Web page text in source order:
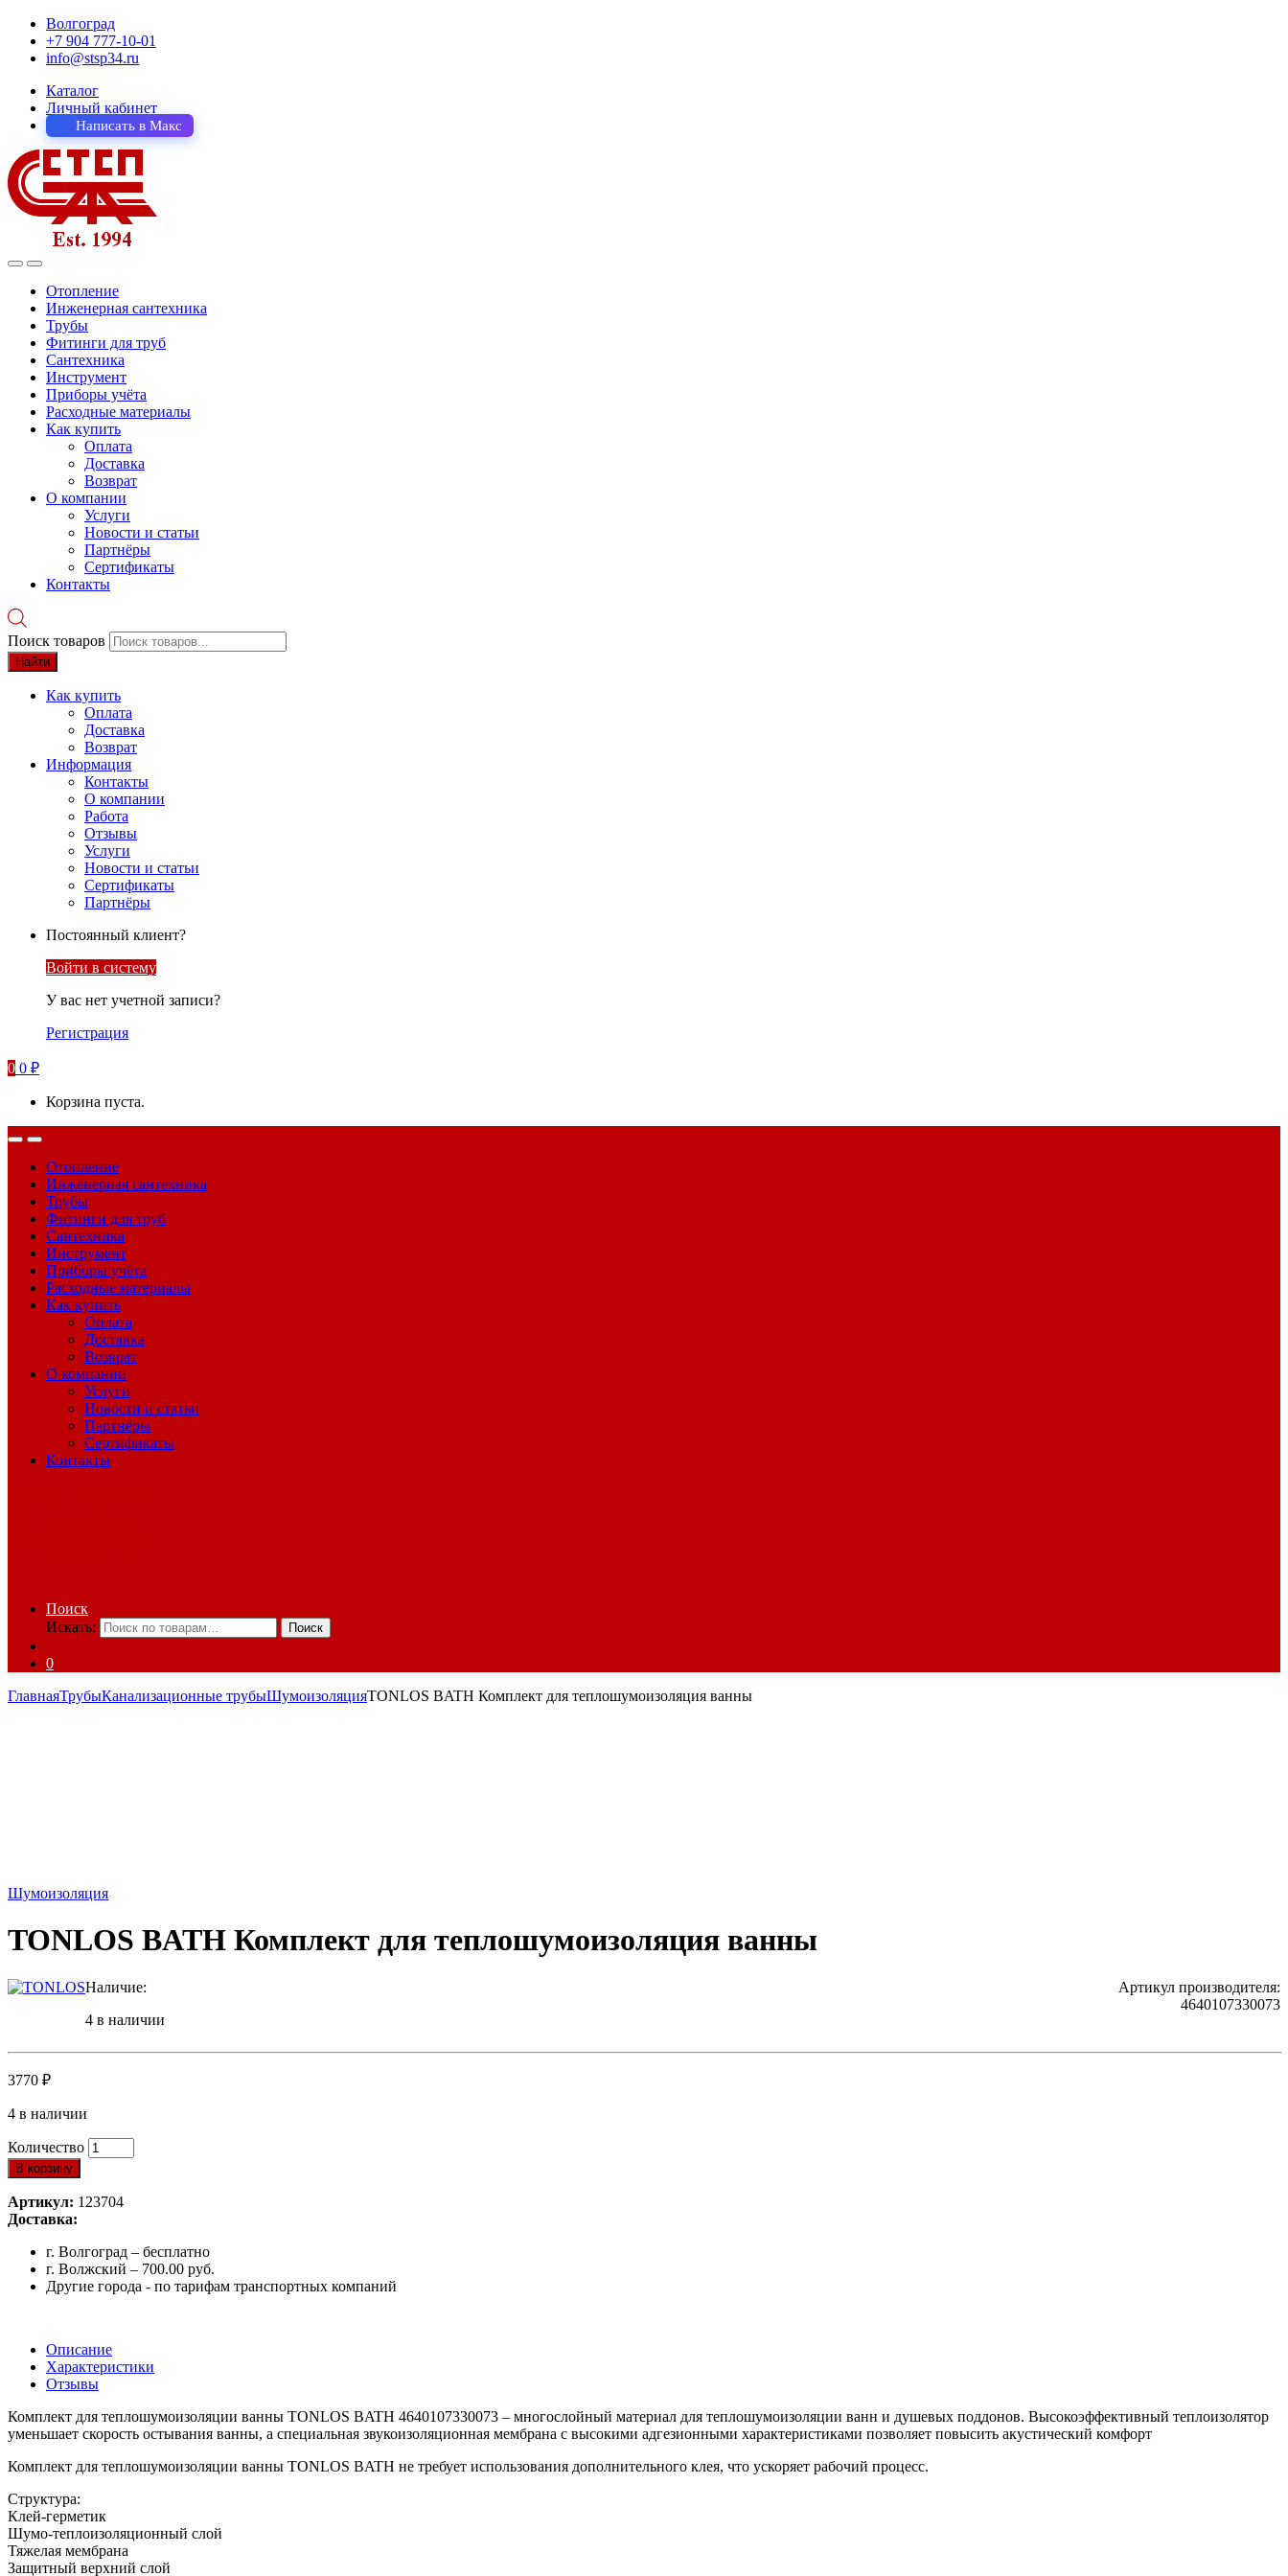
Волгоград
+7 904 777-10-01
info@stsp34.ru
Каталог
Личный кабинет
Написать в Макс
Отопление
Инженерная сантехника
Трубы
Фитинги для труб
Сантехника
Инструмент
Приборы учёта
Расходные материалы
Как купить
Оплата
Доставка
Возврат
О компании
Услуги
Новости и статьи
Партнёры
Сертификаты
Контакты
Поиск товаров
Найти
Как купить
Оплата
Доставка
Возврат
Информация
Контакты
О компании
Работа
Отзывы
Услуги
Новости и статьи
Сертификаты
Партнёры
Постоянный клиент?
Войти в систему
У вас нет учетной записи?
Регистрация
0 0 ₽
Корзина пуста.
Отопление
Инженерная сантехника
Трубы
Фитинги для труб
Сантехника
Инструмент
Приборы учёта
Расходные материалы
Как купить
Оплата
Доставка
Возврат
О компании
Услуги
Новости и статьи
Партнёры
Сертификаты
Контакты
Поиск
Искать:
Поиск
0
ГлавнаяТрубыКанализационные трубыШумоизоляцияTONLOS BATH Комплект для теплошумоизоляция ванны
Шумоизоляция
TONLOS BATH Комплект для теплошумоизоляция ванны
Наличие:
4 в наличии
Артикул производителя:
4640107330073
3770 ₽
4 в наличии
Количество
В корзину
Артикул: 123704
Доставка:
г. Волгоград – бесплатно
г. Волжский – 700.00 руб.
Другие города - по тарифам транспортных компаний
Описание
Характеристики
Отзывы
Комплект для теплошумоизоляции ванны TONLOS BATH 4640107330073 – многослойный материал для теплошумоизоляции ванн и душевых поддонов. Высокоэффективный теплоизолятор
уменьшает скорость остывания ванны, а специальная звукоизоляционная мембрана с высокими адгезионными характеристиками позволяет повысить акустический комфорт
Комплект для теплошумоизоляции ванны TONLOS BATH не требует использования дополнительного клея, что ускоряет рабочий процесс.
Структура:
Клей-герметик
Шумо-теплоизоляционный слой
Тяжелая мембрана
Защитный верхний слой